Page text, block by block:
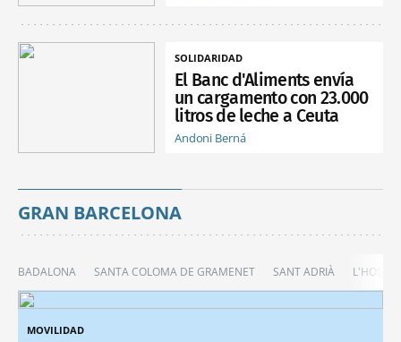
SOLIDARIDAD
El Banc d'Aliments envía
un cargamento con 23.000
litros de leche a Ceuta
Andoni Berná
GRAN BARCELONA
BADALONA SANTA COLOMA DE GRAMENET SANT ADRIÀ
MOVILIDAD